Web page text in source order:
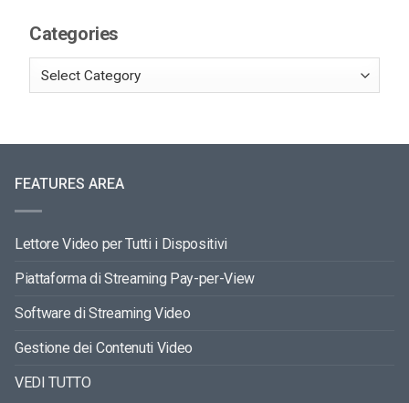
Categories
FEATURES AREA
Lettore Video per Tutti i Dispositivi
Piattaforma di Streaming Pay-per-View
Software di Streaming Video
Gestione dei Contenuti Video
VEDI TUTTO